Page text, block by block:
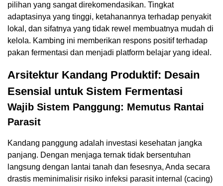
pilihan yang sangat direkomendasikan. Tingkat
adaptasinya yang tinggi, ketahanannya terhadap penyakit
lokal, dan sifatnya yang tidak rewel membuatnya mudah di
kelola. Kambing ini memberikan respons positif terhadap
pakan fermentasi dan menjadi platform belajar yang ideal.
Arsitektur Kandang Produktif: Desain
Esensial untuk Sistem Fermentasi
Wajib Sistem Panggung: Memutus Rantai
Parasit
Kandang panggung adalah investasi kesehatan jangka
panjang. Dengan menjaga ternak tidak bersentuhan
langsung dengan lantai tanah dan fesesnya, Anda secara
drastis meminimalisir risiko infeksi parasit internal (cacing)